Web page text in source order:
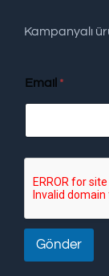
Kampanyalı
Email *
Gönder